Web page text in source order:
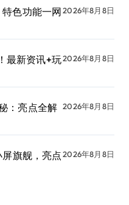
色功能一网2026年8月8日
最新资讯+玩2026年8月8日
：亮点全解 2026年8月8日
旗舰，亮点2026年8月8日